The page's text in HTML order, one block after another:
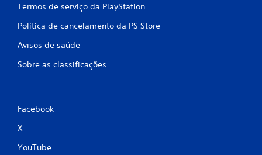
Termos de serviço da PlayStation
Política de cancelamento da PS Store
Avisos de saúde
Sobre as classificações
Facebook
X
YouTube